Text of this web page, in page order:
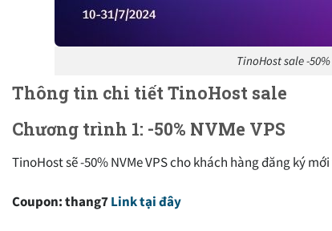
TinoHost sale -
Thông tin chi tiết TinoHost sale
Chương trình 1: -50% NVMe VPS
TinoHost sẽ -50% NVMe VPS cho khách hàng đăng ký
Coupon: thang7Link tại đây